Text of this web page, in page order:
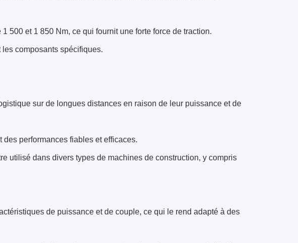
500 et 1 850 Nm, ce qui fournit une forte force de traction.
composants spécifiques.
sur de longues distances en raison de leur puissance et de
performances fiables et efficaces.
utilisé dans divers types de machines de construction, y compris
de puissance et de couple, ce qui le rend adapté à des